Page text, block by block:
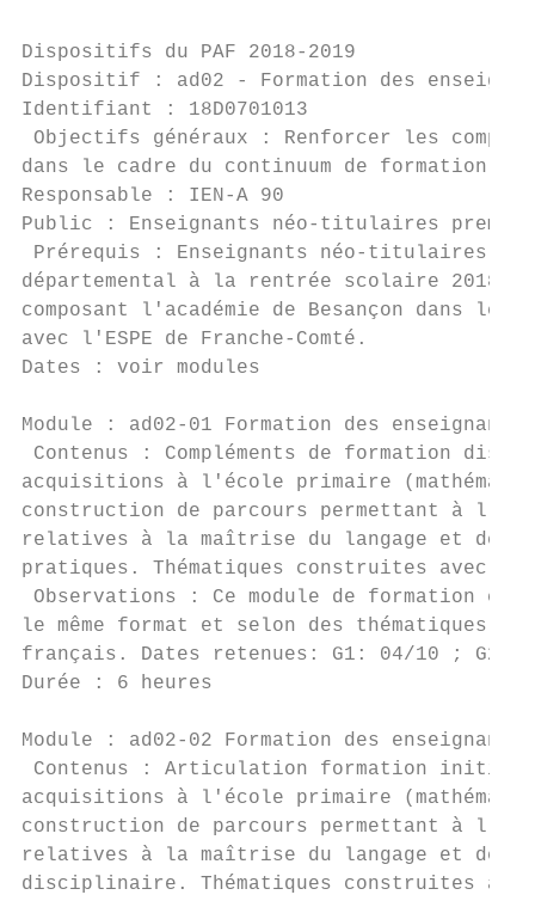
Dispositifs du PAF 2018-2019
Dispositif : ad02 - Formation des
Identifiant : 18D0701013
Objectifs généraux : Renforcer les
dans le cadre du continuum de formation.
Responsable : IEN-A 90
Public : Enseignants néo-titulaires
Prérequis : Enseignants néo-titulaires
départemental à la rentrée scolaire 2018/
composant l'académie de Besançon dans
avec l'ESPE de Franche-Comté.
Dates : voir modules
Module : ad02-01 Formation des enseignants
Contenus : Compléments de formation
acquisitions à l'école primaire
construction de parcours permettant à
relatives à la maîtrise du langage et de la
pratiques. Thématiques construites avec
Observations : Ce module de formation est
le même format et selon des thématiques
français. Dates retenues: G1: 04/10 ; G2:
Durée : 6 heures
Module : ad02-02 Formation des enseignants
Contenus : Articulation formation initiale
acquisitions à l'école primaire
construction de parcours permettant à
relatives à la maîtrise du langage et de la
disciplinaire. Thématiques construites